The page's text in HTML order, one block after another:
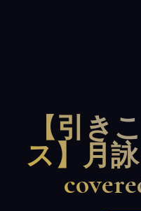
【引き
ス】月